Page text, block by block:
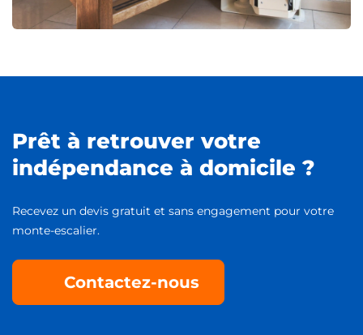
Prêt à retrouver votre
indépendance à domicile ?
Recevez un devis gratuit et sans engagement pour votre
monte-escalier.
Contactez-nous